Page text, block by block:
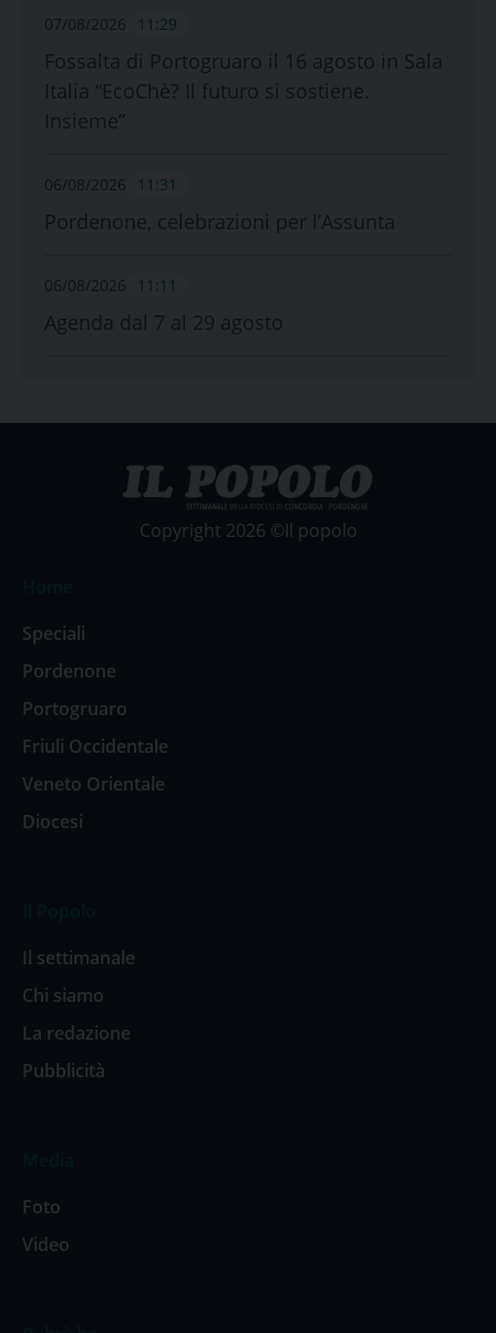
07/08/2026 11:29
Fossalta di Portogruaro il 16 agosto in Sala
Italia “EcoChè? Il futuro si sostiene.
Insieme”
06/08/2026 11:31
Pordenone, celebrazioni per l’Assunta
06/08/2026 11:11
Agenda dal 7 al 29 agosto
Copyright 2026 ©Il popolo
Speciali
Pordenone
Portogruaro
Friuli Occidentale
Veneto Orientale
Diocesi
Il settimanale
Chi siamo
La redazione
Pubblicità
Foto
Video